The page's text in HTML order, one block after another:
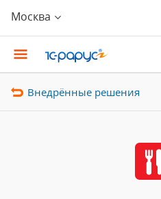
Москва
Внедрённые решения